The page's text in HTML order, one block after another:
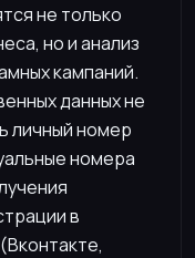
не только
но и анализ
кампаний.
данных не
личный номер
номера
в